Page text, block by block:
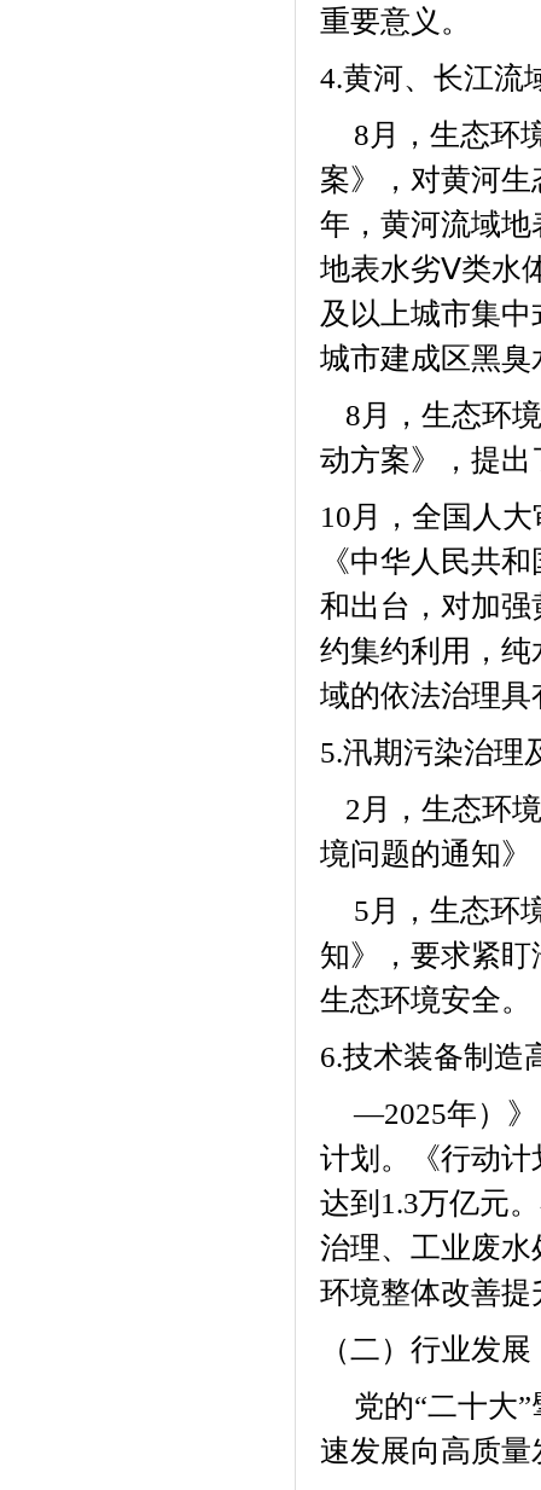
重要意义。
4.黄河、长江流
8 月，生态环
案》，对黄河
年，黄河流域
地表水劣Ⅴ类水
及以上城市集
城市建成区黑
8 月，生态环
动方案》，提
10 月，全国人
《中华人民共
和出台，对加
约集约利用， 纯
域的依法治理
5.汛期污染治理
2 月，生态环
境问题的通知
5 月，生态环
知》，要求紧
生态环境安全。
6.技术装备制造
—2025年）
计划。《行动
达到 1.3万亿元
治理、工业废
环境整体改善
（二）行业发展
党的“二十大
速发展向高质